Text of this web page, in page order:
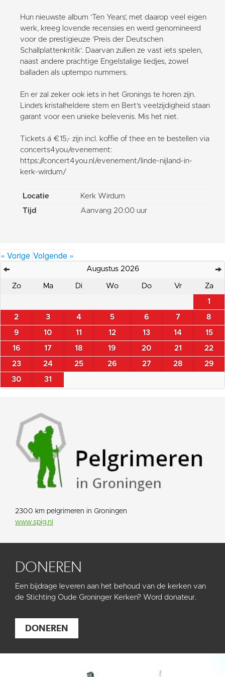
Hun nieuwste album ‘Ten Years’, met daarop veel eigen
werk, kreeg lovende recensies en werd genomineerd
voor de prestigieuze ‘Preis der Deutschen
Schallplattenkritik’. Daarvan zullen ze vast iets spelen,
naast andere prachtige Engelstalige liedjes, zowel
balladen als uptempo nummers.
En er zal zeker ook iets in het Gronings te horen zijn.
Linde’s kristalheldere stem en Bert’s veelzijdigheid staan
garant voor een unieke belevenis. Mis het niet.
Tickets á €15,- zijn incl. koffie of thee en te bestellen via
concerts4you/evenement:
https://concert4you.nl/evenement/linde-nijland-in-
kerk-wirdum/
Locatie
Kerk Wirdum
Tijd
Aanvang 20:00 uur
« Vorige Volgende »
Augustus 2026
Zo Ma Di Wo Do Vr Za
1
2 3 4 5 6 7 8
9 10 11 12 13 14 15
16 17 18 19 20 21 22
23 24 25 26 27 28 29
30 31
2300 km pelgrimeren in Groningen
www.spig.nl
DONEREN
Een bijdrage leveren aan het behoud van de kerken van
de Stichting Oude Groninger Kerken? Word donateur.
DONEREN